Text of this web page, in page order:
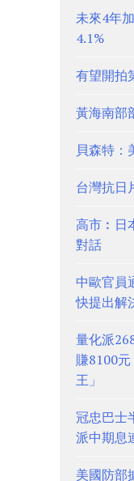
未來4年
4.1%
有望開拍
黃海南部
貝森特：
台灣抗日
高市︰日
對話
中歐官員
快提出解
量化派
賺8100
王」
冠忠巴士
派中期息
美國防部